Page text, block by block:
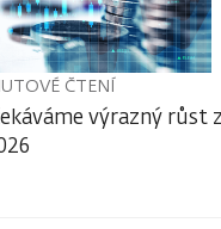
ČTENÍ
výrazný růst